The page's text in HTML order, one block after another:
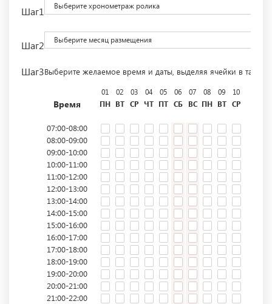
Шаг1 Выберите хронометраж ролика
Шаг2 Выберите месяц размещения
Шаг3Выберите желаемое время и даты, выделяя ячейки в
Время
01
ПН
02
ВТ
03
СР
04
ЧТ
05
ПТ
06
СБ
07
ВС
08
ПН
09
ВТ
10
СР
07:00-08:00
08:00-09:00
09:00-10:00
10:00-11:00
11:00-12:00
12:00-13:00
13:00-14:00
14:00-15:00
15:00-16:00
16:00-17:00
17:00-18:00
18:00-19:00
19:00-20:00
20:00-21:00
21:00-22:00